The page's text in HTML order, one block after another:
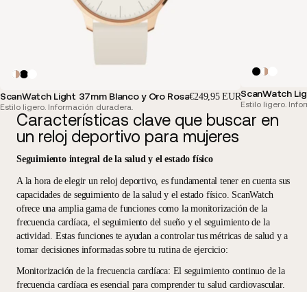
ScanWatch Light 37mm Blanco y Oro Rosa€249,95 EUR
Estilo ligero. Información duradera.
ScanWatch
Estilo ligero.
Características clave que buscar en
un reloj deportivo para mujeres
Seguimiento integral de la salud y el estado físico
A la hora de elegir un reloj deportivo, es fundamental tener en cuenta sus
capacidades de seguimiento de la salud y el estado físico. ScanWatch
ofrece una amplia gama de funciones como la monitorización de la
frecuencia cardíaca, el seguimiento del sueño y el seguimiento de la
actividad. Estas funciones te ayudan a controlar tus métricas de salud y a
tomar decisiones informadas sobre tu rutina de ejercicio:
Monitorización de la frecuencia cardíaca: El seguimiento continuo de la
frecuencia cardíaca es esencial para comprender tu salud cardiovascular.